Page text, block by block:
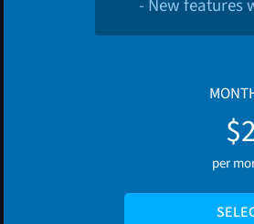
- New features
per